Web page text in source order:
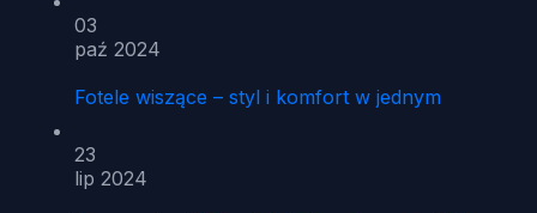
03
paź 2024
Fotele wiszące – styl i komfort w jednym
23
lip 2024